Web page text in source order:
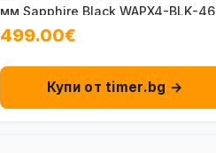
мм Sapphire Black WAPX4-BLK-46
499.00€
Купи от timer.bg →